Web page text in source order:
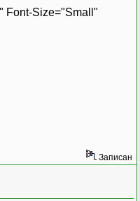
Size="Small"
Записан